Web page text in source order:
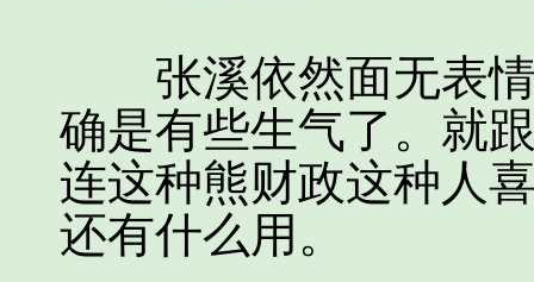
张溪依然面无表情
确是有些生气了。就
连这种熊财政这种人
还有什么用。